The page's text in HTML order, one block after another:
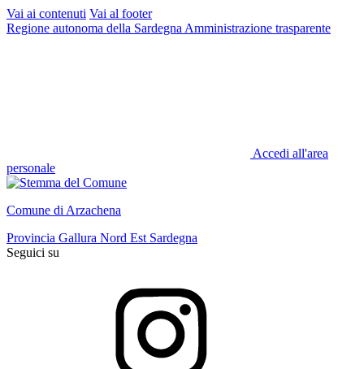
Vai ai contenuti Vai al footer
Regione autonoma della Sardegna Amministrazione trasparente
Accedi all'area
personale
Comune di Arzachena
Provincia Gallura Nord Est Sardegna
Seguici su